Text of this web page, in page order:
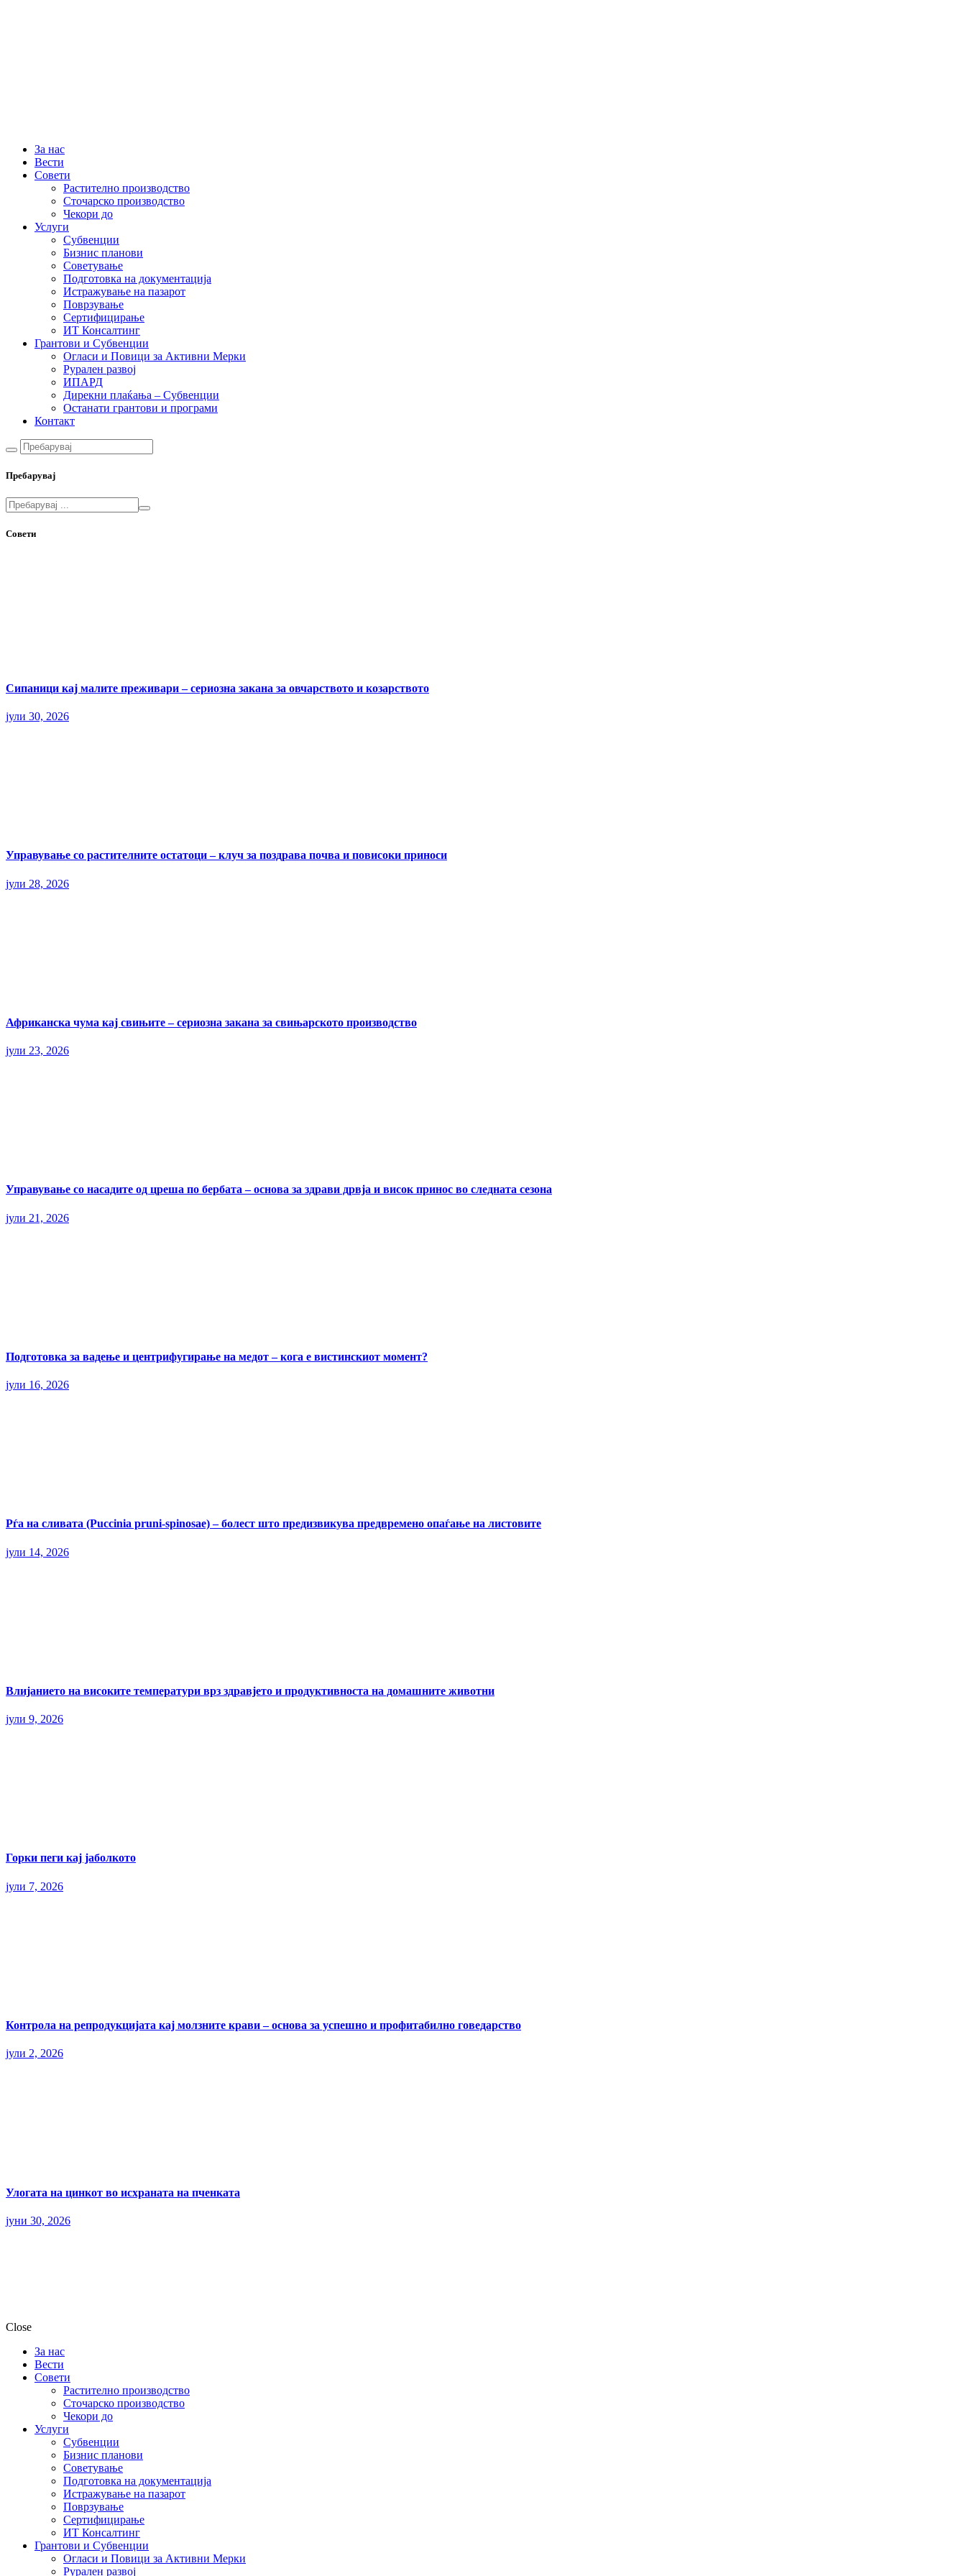
За нас
Вести
Совети
Растително производство
Сточарско производство
Чекори до
Услуги
Субвенции
Бизнис планови
Советување
Подготовка на документација
Истражување на пазарот
Поврзување
Сертифицирање
ИТ Консалтинг
Грантови и Субвенции
Огласи и Повици за Активни Мерки
Рурален развој
ИПАРД
Дирекни плаќања – Субвенции
Останати грантови и програми
Контакт
Пребарувај
Совети
Сипаници кај малите преживари – сериозна закана за овчарството и козарството
јули 30, 2026
Управување со растителните остатоци – клуч за поздрава почва и повисоки приноси
јули 28, 2026
Африканска чума кај свињите – сериозна закана за свињарското производство
јули 23, 2026
Управување со насадите од цреша по бербата – основа за здрави дрвја и висок принос во следната сезона
јули 21, 2026
Подготовка за вадење и центрифугирање на медот – кога е вистинскиот момент?
јули 16, 2026
Рѓа на сливата (Puccinia pruni-spinosae) – болест што предизвикува предвремено опаѓање на листовите
јули 14, 2026
Влијанието на високите температури врз здравјето и продуктивноста на домашните животни
јули 9, 2026
Горки пеги кај јаболкото
јули 7, 2026
Контрола на репродукцијата кај молзните крави – основа за успешно и профитабилно говедарство
јули 2, 2026
Улогата на цинкот во исхраната на пченката
јуни 30, 2026
Close
За нас
Вести
Совети
Растително производство
Сточарско производство
Чекори до
Услуги
Субвенции
Бизнис планови
Советување
Подготовка на документација
Истражување на пазарот
Поврзување
Сертифицирање
ИТ Консалтинг
Грантови и Субвенции
Огласи и Повици за Активни Мерки
Рурален развој